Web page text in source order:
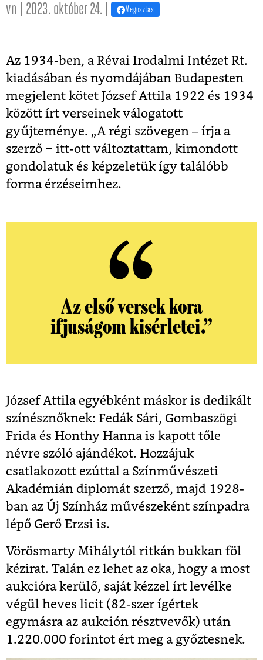
vn | 2023. október 24. | Megosztás
Az 1934-ben, a Révai Irodalmi Intézet Rt.
kiadásában és nyomdájában Budapesten
megjelent kötet József Attila 1922 és 1934
között írt verseinek válogatott
gyűjteménye. „A régi szövegen – írja a
szerző ‒ itt-ott változtattam, kimondott
gondolatuk és képzeletük így találóbb
forma érzéseimhez.
Az első versek kora
ifjuságom kisérletei.”
József Attila egyébként máskor is dedikált
színésznőknek: Fedák Sári, Gombaszögi
Frida és Honthy Hanna is kapott tőle
névre szóló ajándékot. Hozzájuk
csatlakozott ezúttal a Színművészeti
Akadémián diplomát szerző, majd 1928-
ban az Új Színház művészeként színpadra
lépő Gerő Erzsi is.
Vörösmarty Mihálytól ritkán bukkan föl
kézirat. Talán ez lehet az oka, hogy a most
aukcióra kerülő, saját kézzel írt levélke
végül heves licit (82-szer ígértek
egymásra az aukción résztvevők) után
1.220.000 forintot ért meg a győztesnek.